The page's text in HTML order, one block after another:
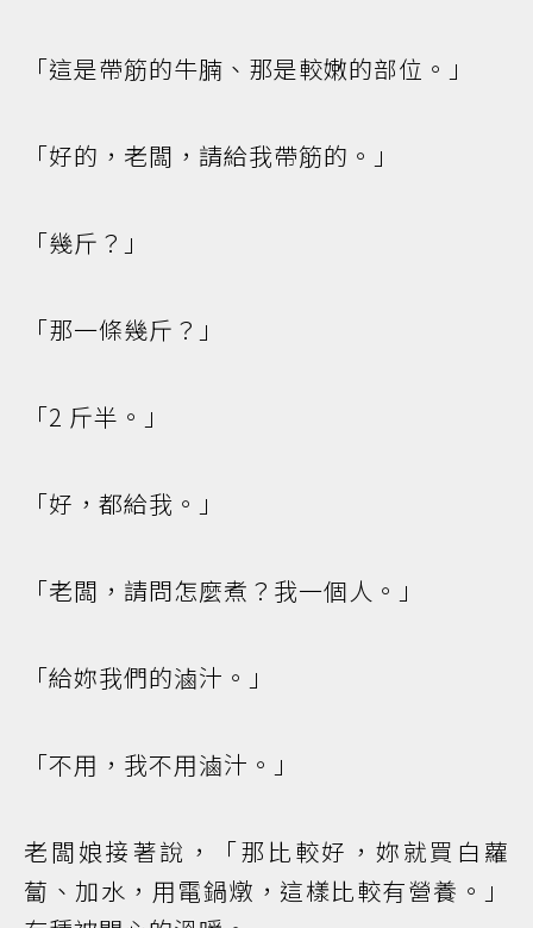
「這是帶筋的牛腩、那是較嫩的部位。」
「好的，老闆，請給我帶筋的。」
「幾斤？」
「那一條幾斤？」
「2 斤半。」
「好，都給我。」
「老闆，請問怎麼煮？我一個人。」
「給妳我們的滷汁。」
「不用，我不用滷汁。」
老闆娘接著說，「那比較好，妳就買白蘿
蔔、加水，用電鍋燉，這樣比較有營養。」